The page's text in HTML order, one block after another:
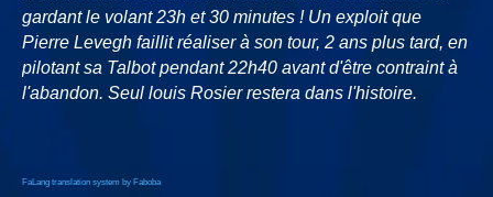
gardant le volant 23h et 30 minutes ! Un exploit que
Pierre Levegh faillit réaliser à son tour, 2 ans plus tard, en
pilotant sa Talbot pendant 22h40 avant d'être contraint à
l'abandon. Seul louis Rosier restera dans l'histoire.
FaLang translation system by Faboba